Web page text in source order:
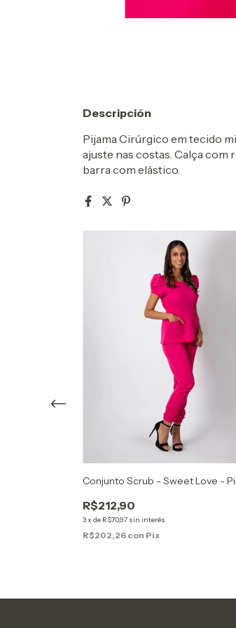
Descripción
Pijama Cirúrgico em tecido
ajuste nas costas. Calça com
barra com elástico.
Conjunto Scrub - Sweet Love -
R$212,90
3x de R$70,97 sin interés
R$202,26 con Pix